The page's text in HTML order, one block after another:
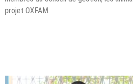
projet OXFAM.